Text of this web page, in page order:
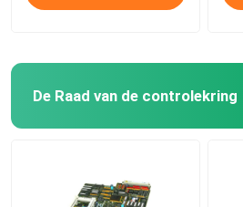
De Raad van de controlekring